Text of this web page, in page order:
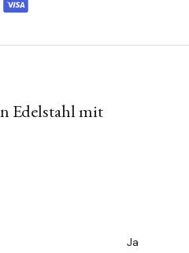
Edelstahl mit
Ja